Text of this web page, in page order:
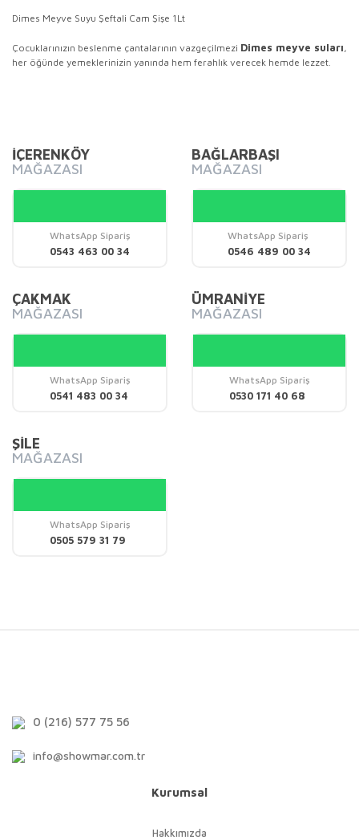
Dimes Meyve Suyu Şeftali Cam Şişe 1Lt
Çocuklarınızın beslenme çantalarının vazgeçilmezi Dimes meyve suları,
her öğünde yemeklerinizin yanında hem ferahlık verecek hemde lezzet.
Yorum Yaz
Görüş ve önerileriniz için teşekkür ederiz.
Ürün resmi kalitesiz, bozuk veya görüntülenemiyor.
Ürün bilgilerinde hatalar bulunuyor.
Ürün fiyatı diğer sitelerden daha pahalı.
İÇERENKÖY
MAĞAZASI
WhatsApp Sipariş
0543 463 00 34
BAĞLARBAŞI
MAĞAZASI
WhatsApp Sipariş
0546 489 00 34
ÇAKMAK
MAĞAZASI
WhatsApp Sipariş
0541 483 00 34
ÜMRANİYE
MAĞAZASI
WhatsApp Sipariş
0530 171 40 68
ŞİLE
MAĞAZASI
WhatsApp Sipariş
0505 579 31 79
0 (216) 577 75 56
info@showmar.com.tr
Kurumsal
Hakkımızda